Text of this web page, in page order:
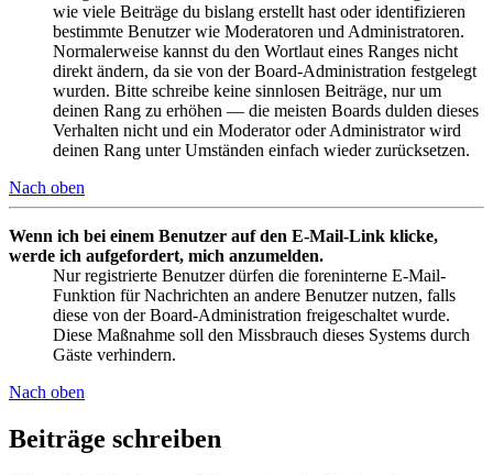
wie viele Beiträge du bislang erstellt hast oder identifizieren
bestimmte Benutzer wie Moderatoren und Administratoren.
Normalerweise kannst du den Wortlaut eines Ranges nicht
direkt ändern, da sie von der Board-Administration festgelegt
wurden. Bitte schreibe keine sinnlosen Beiträge, nur um
deinen Rang zu erhöhen — die meisten Boards dulden dieses
Verhalten nicht und ein Moderator oder Administrator wird
deinen Rang unter Umständen einfach wieder zurücksetzen.
Nach oben
Wenn ich bei einem Benutzer auf den E-Mail-Link klicke,
werde ich aufgefordert, mich anzumelden.
Nur registrierte Benutzer dürfen die foreninterne E-Mail-
Funktion für Nachrichten an andere Benutzer nutzen, falls
diese von der Board-Administration freigeschaltet wurde.
Diese Maßnahme soll den Missbrauch dieses Systems durch
Gäste verhindern.
Nach oben
Beiträge schreiben